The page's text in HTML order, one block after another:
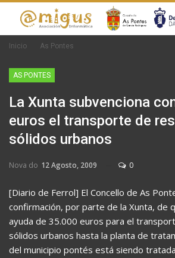
Inicio As Pontes
AS PONTES
La Xunta subvenciona
euros el transporte de
sólidos urbanos
Nova do 12 Agosto, 2009 0
[Diario de Ferrol] El Concello de As
confirmación, por parte de la Xunta, de
ayuda de 35.000 euros para el
sólidos urbanos hasta la planta de
del municipio pontés está siendo